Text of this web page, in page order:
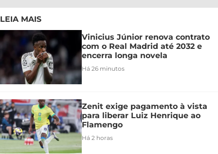
LEIA MAIS
Vinicius Júnior renova contrato
com o Real Madrid até 2032 e
encerra longa novela
Há 26 minutos
Zenit exige pagamento à vista
para liberar Luiz Henrique ao
Flamengo
Há 2 horas